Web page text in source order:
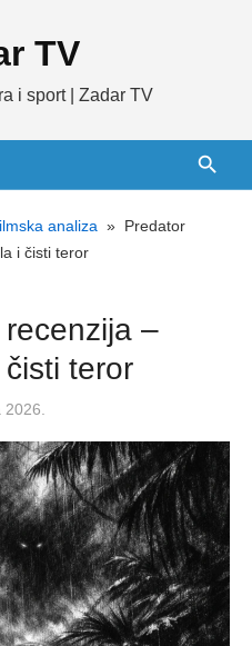
TV
i sport | Zadar TV
analiza » Predator
i čisti teror
–
teror